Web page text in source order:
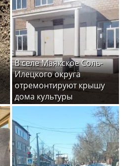
В селе Маякское Соль-
Илецкого округа
отремонтируют крышу
дома культуры